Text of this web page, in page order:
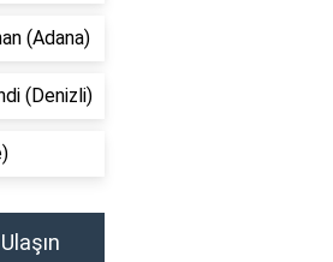
(Adana)
(Denizli)